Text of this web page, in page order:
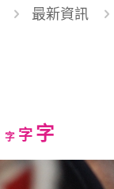
最新資訊
字Decrease
size.
字Reset
字Increase
font
size.